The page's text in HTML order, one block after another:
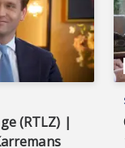
(RTLZ) |